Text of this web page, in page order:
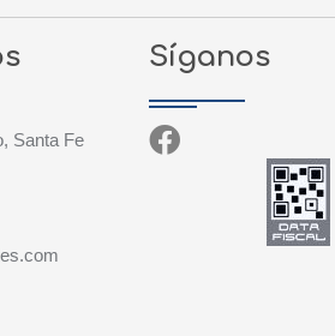
Santa Fe
Síganos